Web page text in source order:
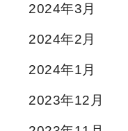
2024年3月
2024年2月
2024年1月
2023年12月